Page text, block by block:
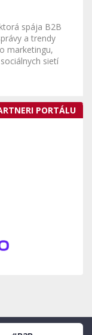
spája B2B
a trendy
marketingu,
sietí
PORTÁLU